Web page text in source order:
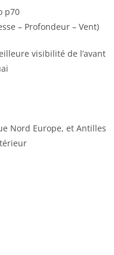
p70
– Profondeur – Vent)
visibilité de l’avant
Nord Europe, et Antilles